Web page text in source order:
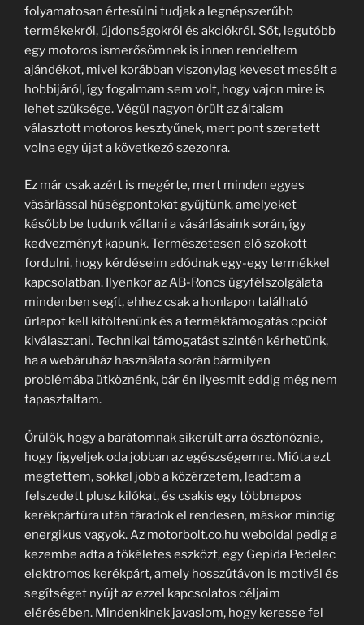
folyamatosan értesülni tudjak a legnépszerűbb
termékekről, újdonságokról és akciókról. Sőt, legutóbb
egy motoros ismerősömnek is innen rendeltem
ajándékot, mivel korábban viszonylag keveset mesélt a
hobbijáról, így fogalmam sem volt, hogy vajon mire is
lehet szüksége. Végül nagyon örült az általam
választott motoros kesztyűnek, mert pont szeretett
volna egy újat a következő szezonra.
Ez már csak azért is megérte, mert minden egyes
vásárlással hűségpontokat gyűjtünk, amelyeket
később be tudunk váltani a vásárlásaink során, így
kedvezményt kapunk. Természetesen elő szokott
fordulni, hogy kérdéseim adódnak egy-egy termékkel
kapcsolatban. Ilyenkor az AB-Roncs ügyfélszolgálata
mindenben segít, ehhez csak a honlapon található
űrlapot kell kitöltenünk és a terméktámogatás opciót
kiválasztani. Technikai támogatást szintén kérhetünk,
ha a webáruház használata során bármilyen
problémába ütköznénk, bár én ilyesmit eddig még nem
tapasztaltam.
Örülök, hogy a barátomnak sikerült arra ösztönöznie,
hogy figyeljek oda jobban az egészségemre. Mióta ezt
megtettem, sokkal jobb a közérzetem, leadtam a
felszedett plusz kilókat, és csakis egy többnapos
kerékpártúra után fáradok el rendesen, máskor mindig
energikus vagyok. Az motorbolt.co.hu weboldal pedig a
kezembe adta a tökéletes eszközt, egy Gepida Pedelec
elektromos kerékpárt, amely hosszútávon is motivál és
segítséget nyújt az ezzel kapcsolatos céljaim
elérésében. Mindenkinek javaslom, hogy keresse fel